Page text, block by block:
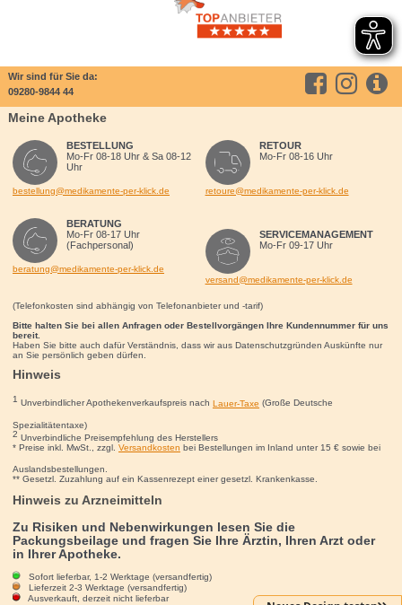
ANGOCIN Anti Infekt N Filmtabletten
Wir sind für Sie da:
09280-9844 44
Meine Apotheke
BESTELLUNG
Mo-Fr 08-18 Uhr & Sa 08-12
Uhr
bestellung@medikamente-per-klick.de
BERATUNG
Mo-Fr 08-17 Uhr
(Fachpersonal)
beratung@medikamente-per-klick.de
RETOUR
Mo-Fr 08-16 Uhr
retoure@medikamente-per-klick.de
SERVICEMANAGEMENT
Mo-Fr 09-17 Uhr
versand@medikamente-per-klick.de
(Telefonkosten sind abhängig von Telefonanbieter und -tarif)
Bitte halten Sie bei allen Anfragen oder Bestellvorgängen Ihre Kundennummer für uns
bereit.
Haben Sie bitte auch dafür Verständnis, dass wir aus Datenschutzgründen Auskünfte nur
an Sie persönlich geben dürfen.
Hinweis
1 Unverbindlicher Apothekenverkaufspreis nach Lauer-Taxe (Große Deutsche
Spezialitätentaxe)
2 Unverbindliche Preisempfehlung des Herstellers
* Preise inkl. MwSt., zzgl. Versandkosten bei Bestellungen im Inland unter 15 €sowie bei
Auslandsbestellungen.
** Gesetzl. Zuzahlung auf ein Kassenrezept einer gesetzl. Krankenkasse.
Hinweis zu Arzneimitteln
Zu Risiken und Nebenwirkungen lesen Sie die
Packungsbeilage und fragen Sie Ihre Ärztin, Ihren Arzt oder
in Ihrer Apotheke.
Sofort lieferbar, 1-2 Werktage (versandfertig)
Lieferzeit 2-3 Werktage (versandfertig)
Ausverkauft, derzeit nicht lieferbar